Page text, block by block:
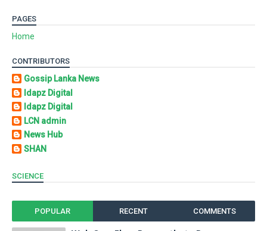
PAGES
Home
CONTRIBUTORS
Gossip Lanka News
Idapz Digital
Idapz Digital
LCN admin
News Hub
SHAN
SCIENCE
POPULAR RECENT COMMENTS